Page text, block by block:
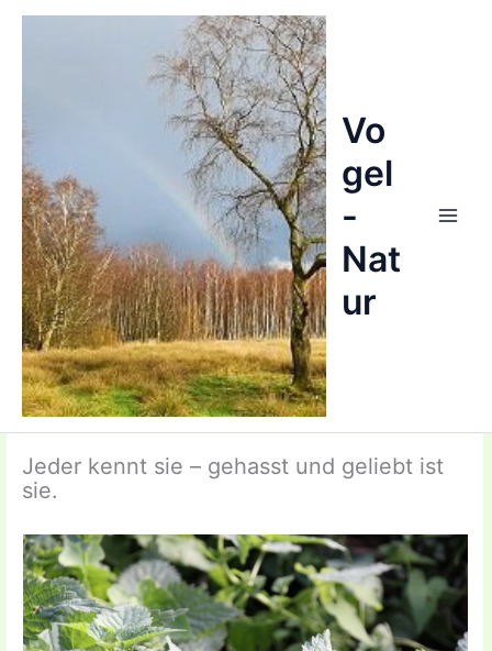
Vo
gel
-
Nat
ur
Jeder kennt sie – gehasst und geliebt ist
sie.